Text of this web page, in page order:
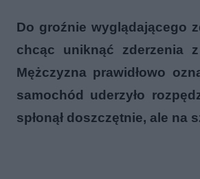
Do groźnie wyglądającego
chcąc uniknąć zderzenia
Mężczyzna prawidłowo
samochód uderzyło
spłonął doszczętnie, ale na